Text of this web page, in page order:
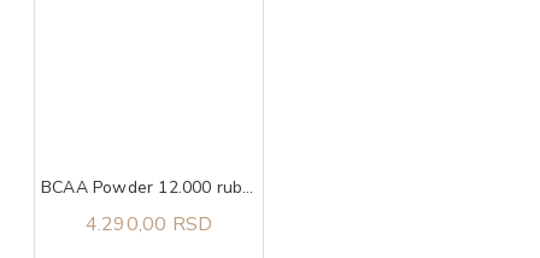
BCAA Powder 12.000 ruby red candy, 457g ULTIMATE NUTRITION
4.290,00 RSD